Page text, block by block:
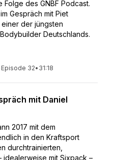
Folge des GNBF Podcast.
Gespräch mit Piet
der jüngsten
Deutschlands.
Episode 32• 31:18
mit Daniel
2017 mit dem
in den Kraftsport
durchtrainierten,
idealerweise mit Sixpack –